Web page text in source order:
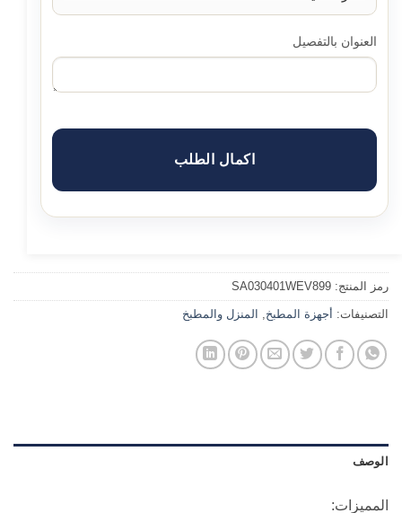
العنوان بالتفصيل
اكمال الطلب
رمز المنتج: SA030401WEV899
التصنيفات: أجهزة المطبخ المنزل والمطبخ
الوصف
المميزات: